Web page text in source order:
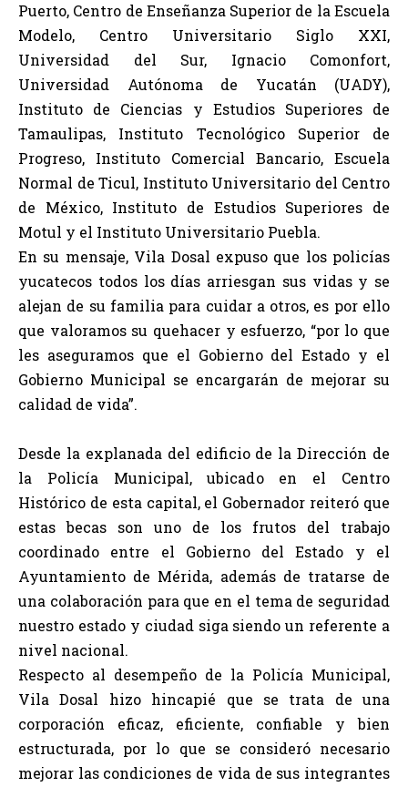
Puerto, Centro de Enseñanza Superior de la Escuela
Modelo, Centro Universitario Siglo XXI,
Universidad del Sur, Ignacio Comonfort,
Universidad Autónoma de Yucatán (UADY),
Instituto de Ciencias y Estudios Superiores de
Tamaulipas, Instituto Tecnológico Superior de
Progreso, Instituto Comercial Bancario, Escuela
Normal de Ticul, Instituto Universitario del Centro
de México, Instituto de Estudios Superiores de
Motul y el Instituto Universitario Puebla.
En su mensaje, Vila Dosal expuso que los policías
yucatecos todos los días arriesgan sus vidas y se
alejan de su familia para cuidar a otros, es por ello
que valoramos su quehacer y esfuerzo, “por lo que
les aseguramos que el Gobierno del Estado y el
Gobierno Municipal se encargarán de mejorar su
calidad de vida”.
Desde la explanada del edificio de la Dirección de
la Policía Municipal, ubicado en el Centro
Histórico de esta capital, el Gobernador reiteró que
estas becas son uno de los frutos del trabajo
coordinado entre el Gobierno del Estado y el
Ayuntamiento de Mérida, además de tratarse de
una colaboración para que en el tema de seguridad
nuestro estado y ciudad siga siendo un referente a
nivel nacional.
Respecto al desempeño de la Policía Municipal,
Vila Dosal hizo hincapié que se trata de una
corporación eficaz, eficiente, confiable y bien
estructurada, por lo que se consideró necesario
mejorar las condiciones de vida de sus integrantes